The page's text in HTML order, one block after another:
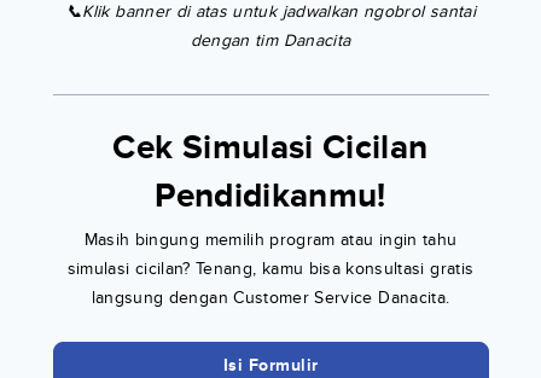
📞Klik banner di atas untuk jadwalkan ngobrol santai
dengan tim Danacita
Cek Simulasi Cicilan
Pendidikanmu!
Masih bingung memilih program atau ingin tahu
simulasi cicilan? Tenang, kamu bisa konsultasi gratis
langsung dengan Customer Service Danacita.
Isi Formulir